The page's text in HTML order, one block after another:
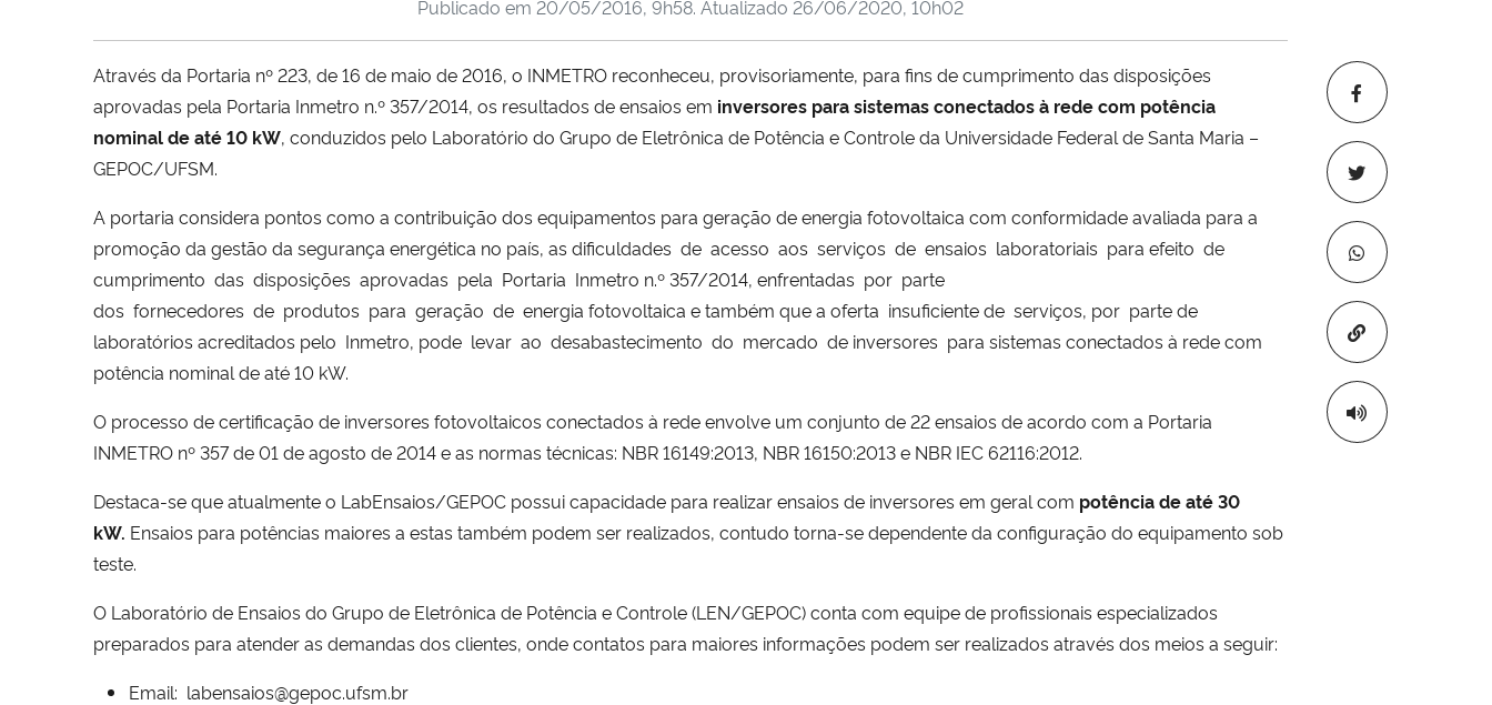
Copiar para
Publicado em 20/05/2016, 9h58. Atualizado 26/06/2020, 10h02
Através da Portaria nº 223, de 16 de maio de 2016, o INMETRO reconheceu, provisoriamente, para fins de cumprimento das disposições
aprovadas pela Portaria Inmetro n.º 357/2014, os resultados de ensaios em inversores para sistemas conectados à rede com potência
nominal de até 10 kW, conduzidos pelo Laboratório do Grupo de Eletrônica de Potência e Controle da Universidade Federal de Santa Maria –
GEPOC/UFSM.
A portaria considera pontos como a contribuição dos equipamentos para geração de energia fotovoltaica com conformidade avaliada para a
promoção da gestão da segurança energética no país, as dificuldades de acesso aos serviços de ensaios laboratoriais para efeito de
cumprimento das disposições aprovadas pela Portaria Inmetro n.º 357/2014, enfrentadas por parte
dos fornecedores de produtos para geração de energia fotovoltaica e também que a oferta insuficiente de serviços, por parte de
laboratórios acreditados pelo Inmetro, pode levar ao desabastecimento do mercado de inversores para sistemas conectados à rede com
potência nominal de até 10 kW.
O processo de certificação de inversores fotovoltaicos conectados à rede envolve um conjunto de 22 ensaios de acordo com a Portaria
INMETRO nº 357 de 01 de agosto de 2014 e as normas técnicas: NBR 16149:2013, NBR 16150:2013 e NBR IEC 62116:2012.
Destaca-se que atualmente o LabEnsaios/GEPOC possui capacidade para realizar ensaios de inversores em geral com potência de até 30
kW. Ensaios para potências maiores a estas também podem ser realizados, contudo torna-se dependente da configuração do equipamento sob
teste.
O Laboratório de Ensaios do Grupo de Eletrônica de Potência e Controle (LEN/GEPOC) conta com equipe de profissionais especializados
preparados para atender as demandas dos clientes, onde contatos para maiores informações podem ser realizados através dos meios a seguir:
Email: labensaios@gepoc.ufsm.br